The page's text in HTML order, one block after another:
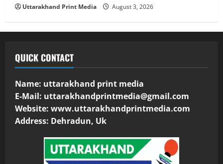
Uttarakhand Print Media August 3, 2026
QUICK CONTACT
Name: uttarakhand print media
E-Mail: uttarakhandprintmedia@gmail.com
Website: www.uttarakhandprintmedia.com
Address: Dehradun, Uk